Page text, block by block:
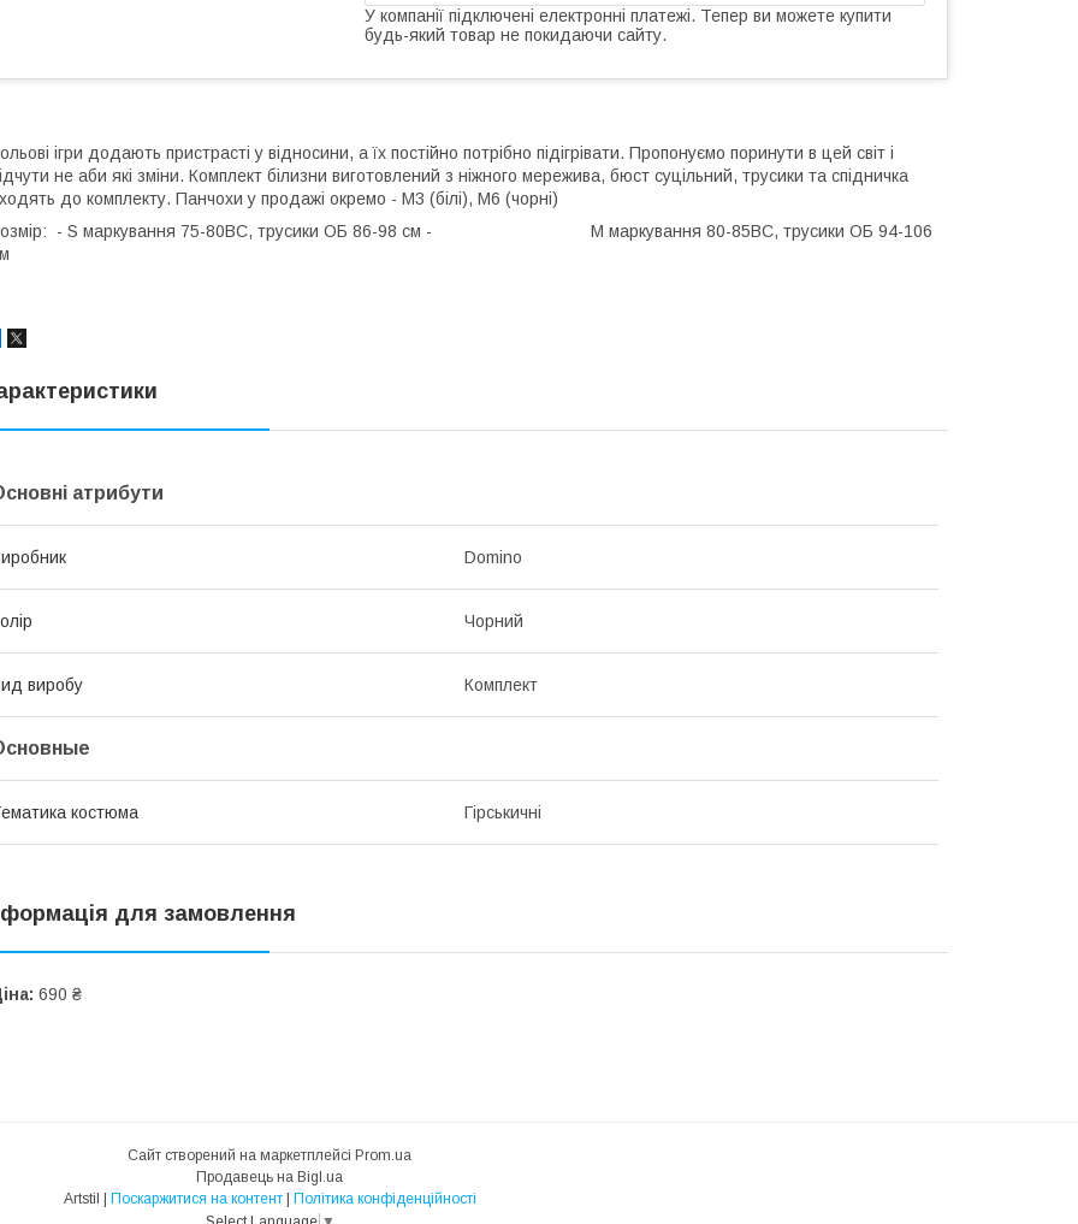
У компанії підключені електронні платежі. Тепер ви можете купити
будь-який товар не покидаючи сайту.
ігри додають пристрасті у відносини, а їх постійно потрібно підігрівати. Пропонуємо поринути в цей світ і
не аби які зміни. Комплект білизни виготовлений з ніжного мережива, бюст суцільний, трусики та спідничка
до комплекту. Панчохи у продажі окремо - М3 (білі), М6 (чорні)
- S маркування 75-80ВС, трусики ОБ 86-98 см - M маркування 80-85ВС, трусики ОБ 94-106
атрибути
Domino
Чорний
виробу Комплект
костюма Гірськичні
для замовлення
690 ₴
Сайт створений на маркетплейсі Prom.ua
Продавець на Bigl.ua
Artstil | Поскаржитися на контент | Політика конфіденційності